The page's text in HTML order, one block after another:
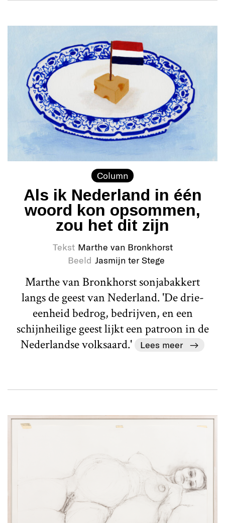
Column
Als ik Nederland in één
woord kon opsommen,
zou het dit zijn
Tekst Marthe van Bronkhorst
Beeld Jasmijn ter Stege
Marthe van Bronkhorst sonjabakkert
langs de geest van Nederland. 'De drie-
eenheid bedrog, bedrijven, en een
schijnheilige geest lijkt een patroon in de
Nederlandse volksaard.'
Lees meer